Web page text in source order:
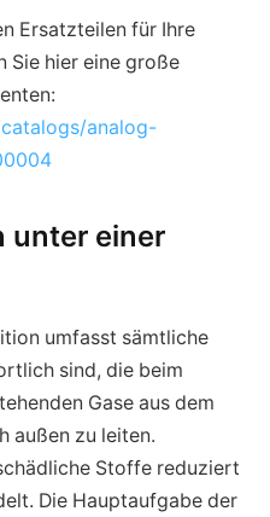
Ersatzteilen für Ihre
Sie hier eine große
analog-
unter einer
umfasst sämtliche
sind, die beim
Gase aus dem
außen zu leiten.
Stoffe reduziert
Die Hauptaufgabe der